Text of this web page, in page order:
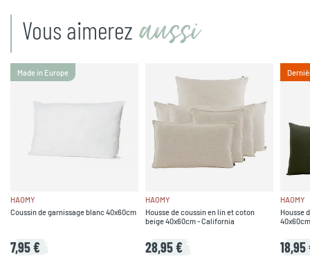
Vous aimerez aussi
Made in Europe
HAOMY
Coussin de garnissage blanc 40x60cm
7,95 €
HAOMY
Housse de coussin en lin et coton
beige 40x60cm - California
28,95 €
HAOMY
Housse
18,95